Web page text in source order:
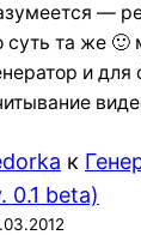
—
суть та же 🙂
и
к
0.1 beta)